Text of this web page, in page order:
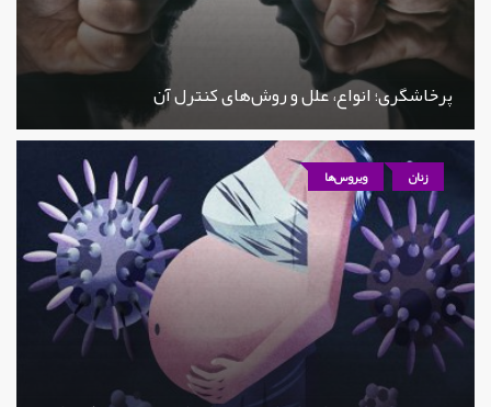
پرخاشگری؛ انواع، علل و روش‌های کنترل آن
زنان ویروس‌ها